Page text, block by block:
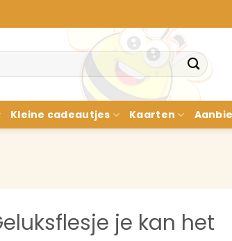
Kleine cadeautjes Kaarten
je kan het